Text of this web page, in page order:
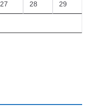
27 28 29